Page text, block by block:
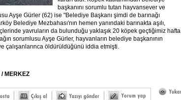
başkanını sorumlu tutan hayvansever ve
Ayşe Gürler (62) ise "Belediye Başkanı şimdi de barınağı
Belediye Mezbahası'nın hemen yanındaki barınakta aşılı,
içlerinde yavruların da bulunduğu yaklaşık 20 köpek geçtiğimiz hafta
sorumlusu Ayşe Gürler, hayvanların belediye başkanının
çalışanlarınca öldürüldüğünü iddia etmişti.
MERKEZ